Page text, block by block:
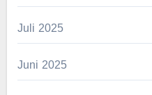
Juli 2025
Juni 2025